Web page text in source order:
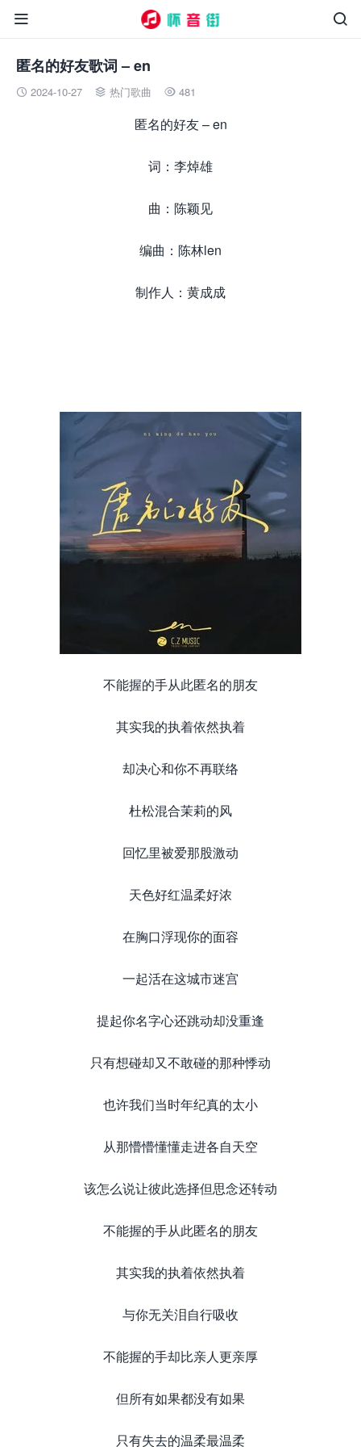


匿名的好友歌词 – en
 2024-10-27  热门歌曲  481
匿名的好友 – en
词：李焯雄
曲：陈颖见
编曲：陈林len
制作人：黄成成
不能握的手从此匿名的朋友
其实我的执着依然执着
却决心和你不再联络
杜松混合茉莉的风
回忆里被爱那股激动
天色好红温柔好浓
在胸口浮现你的面容
一起活在这城市迷宫
提起你名字心还跳动却没重逢
只有想碰却又不敢碰的那种悸动
也许我们当时年纪真的太小
从那懵懵懂懂走进各自天空
该怎么说让彼此选择但思念还转动
不能握的手从此匿名的朋友
其实我的执着依然执着
与你无关泪自行吸收
不能握的手却比亲人更亲厚
但所有如果都没有如果
只有失去的温柔最温柔